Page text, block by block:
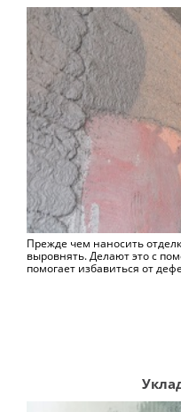
Прежде чем наносить
выровнять. Делают это с
помогает избавиться от